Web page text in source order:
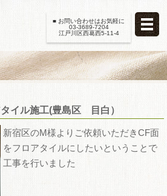
■ お問い合わせはお気軽に
03-3689-7204
江戸川区西葛西5-11-4
イル施工(豊島区 目白）
新宿区のM様よりご依頼いただきCF面
をフロアタイルにしたいということで
工事を行いました